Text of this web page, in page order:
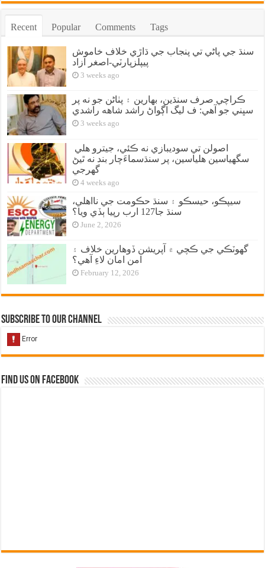
Recent Popular Comments Tags
سنڌ جي پاڻي تي پنجاب جي ڌاڙي خلاف خاموش
پيپلزپارٽي-اصغر آزاد
3 weeks ago
ڪراچي صرف سنڌين، بهارين ۽ پٺاڻن جو نه پر
سڀني جو آهي: ف ليگ اڳواڻ راشد شاهه راشدي
3 weeks ago
سگهياسين هلياسين، پر سنڌسماءَچار بند نه ٿيڻ
گهرجي
4 weeks ago
سيپڪو، حيسڪو ۽ سنڌ حڪومت جي نااهلي،
سنڌ جا127 ارب رپيا ٻڏي ويا؟
June 2, 2026
گهوٽڪي جي ڪچي ۾ آپريشن ڏوهارين خلاف ۽
امن امان لاءِ آهي؟
February 12, 2026
Subscribe to our Channel
Find us on Facebook